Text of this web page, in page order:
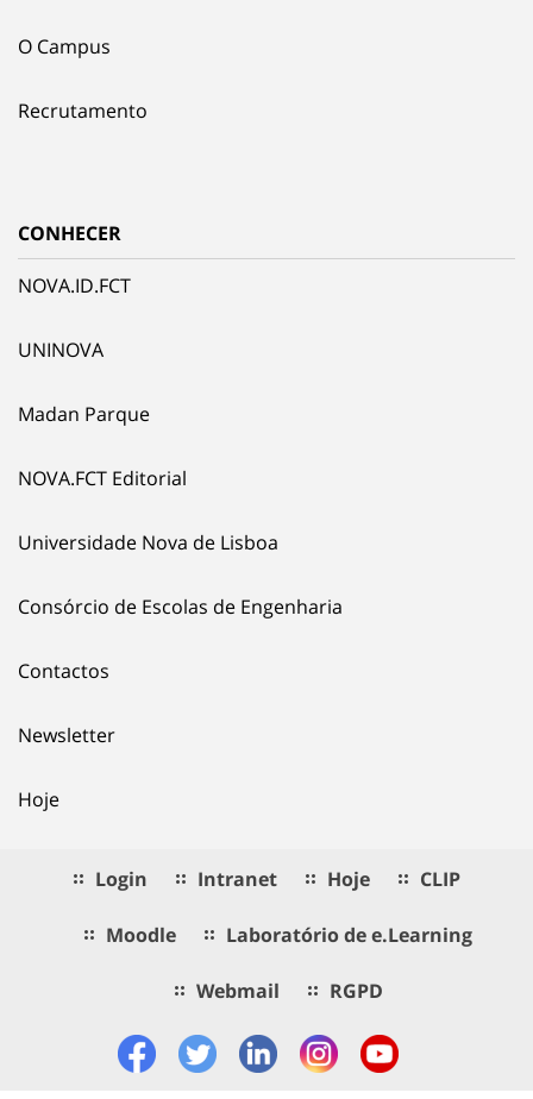
O Campus
Recrutamento
CONHECER
NOVA.ID.FCT
UNINOVA
Madan Parque
NOVA.FCT Editorial
Universidade Nova de Lisboa
Consórcio de Escolas de Engenharia
Contactos
Newsletter
Hoje
Login Intranet Hoje CLIP
Moodle Laboratório de e.Learning
Webmail RGPD